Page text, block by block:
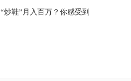
“炒鞋”月入百万？你感受到